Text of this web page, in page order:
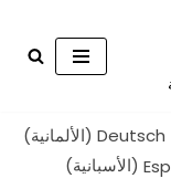
Deutsch
(الألمانية)
(الأسبانية)